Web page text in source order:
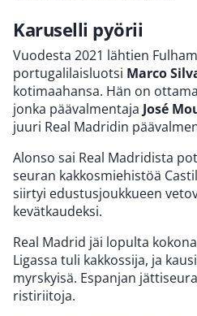
Karuselli pyörii
Vuodesta 2021 lähtien
portugalilaisluotsi Marco
kotimaahansa. Hän on
jonka päävalmentaja José
juuri Real Madridin
Alonso sai Real Madridista
seuran kakkosmiehistöä
siirtyi edustusjoukkueen
kevätkaudeksi.
Real Madrid jäi lopulta
Ligassa tuli kakkossija, ja
myrskyisä. Espanjan
ristiriitoja.